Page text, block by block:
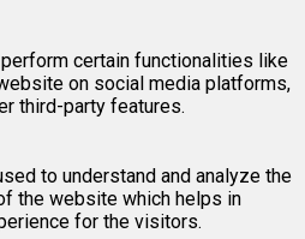
certain functionalities like
on social media platforms,
third-party features.
to understand and analyze the
the website which helps in
for the visitors.